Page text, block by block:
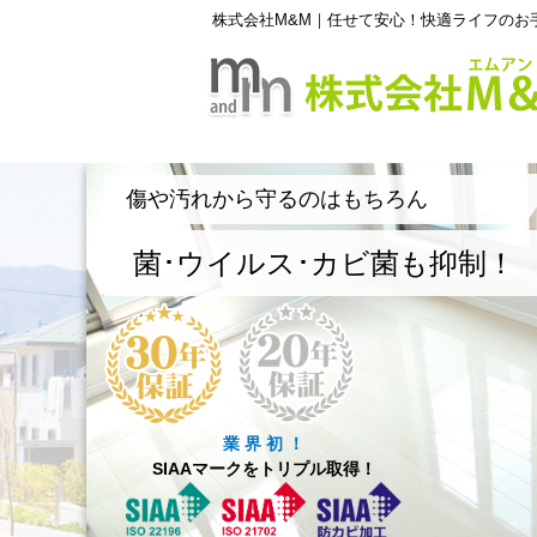
株式会社M&M｜任せて安心！快適ライフのお
傷や汚れから守るのはもちろん
菌･ウイルス･カビ菌も抑制！
業 界 初 ！
SIAAマークをトリプル取得！